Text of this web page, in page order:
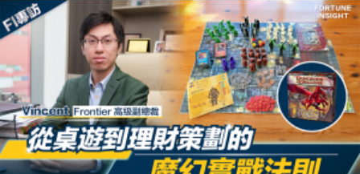
15:47
財經｜恒隆10月換帥 玩具「反」斗城亞洲CEO蔡德
粦接任
15:11
財經｜韓股反覆波動收跌 連挫7周創逾3年最長跌勢
13:44
財經｜內地7月美元計價出口增近24%勝預期 貿易順
差達1125億美元
12:44
財經｜日本春季三度入市撐日圓 4月單日斥6.28萬億
日圓干預創新高